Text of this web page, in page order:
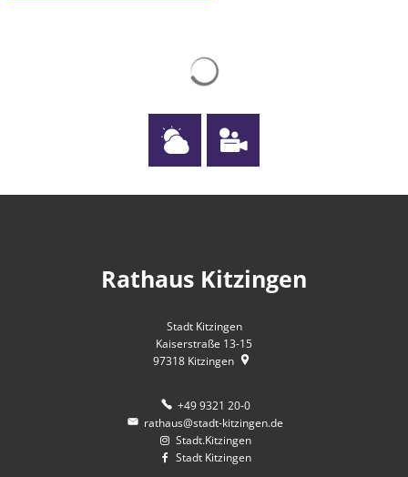
Rathaus Kitzingen
Stadt Kitzingen
Kaiserstraße 13-15
97318 Kitzingen
+49 9321 20-0
rathaus@stadt-kitzingen.de
Stadt.Kitzingen
Stadt Kitzingen